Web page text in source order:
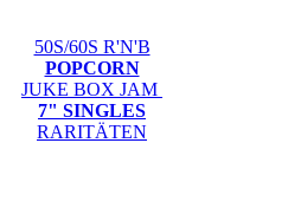
50S/60S R'N'B
POPCORN
JUKE BOX JAM
7" SINGLES
RARITÄTEN